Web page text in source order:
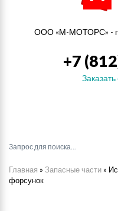
ООО «М-МОТОРС» -
+7
Главная » Запасные части »
форсунок